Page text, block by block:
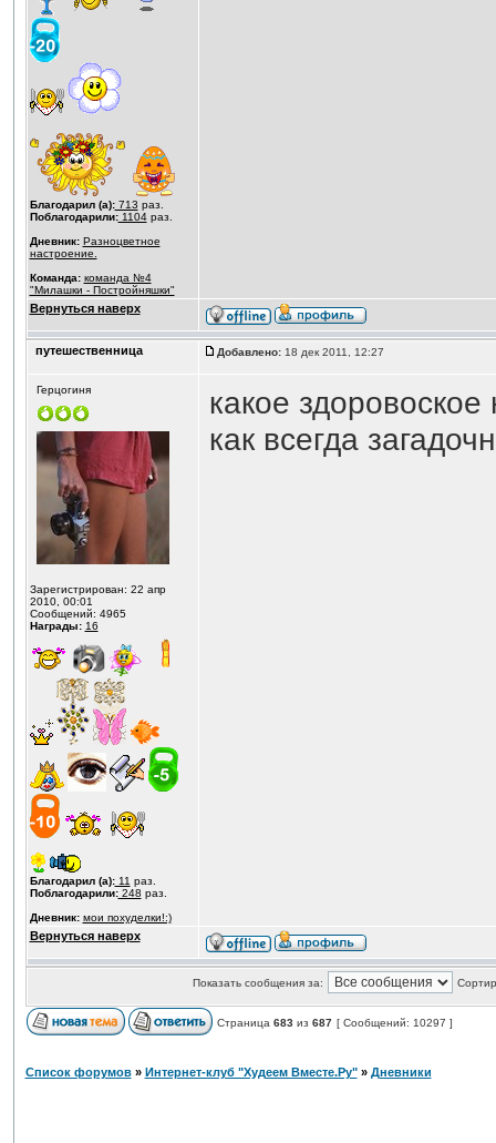
Благодарил (а):713 раз.
Поблагодарили:1104раз.
Дневник: Разноцветное
настроение.
Команда: команда №4
"Милашки - Постройняшки"
Вернуться наверх
путешественница Добавлено:18 дек 2011, 12:27
Герцогиня
Зарегистрирован: 22 апр
2010, 00:01
Сообщений: 4965
Награды: 16
Благодарил (а):11 раз.
Поблагодарили:248 раз.
Дневник: мои похуделки!:)
какое
как всегда
Вернуться наверх
Показать сообщения за:
Страница 683из 687 [ Сообщений: 10297 ]
Список форумов» Интернет-клуб "Худеем Вместе.Ру"» Дневники